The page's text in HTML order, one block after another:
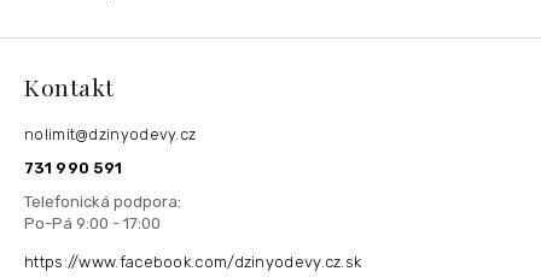
Kontakt
nolimit@dzinyodevy.cz
731 990 591
https://www.facebook.com/dzinyodevy.cz.sk